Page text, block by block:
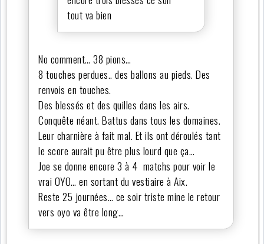
tout va bien
No comment… 38 pions…
8 touches perdues.. des ballons au pieds. Des
renvois en touches.
Des blessés et des quilles dans les airs.
Conquête néant. Battus dans tous les domaines.
Leur charnière à fait mal. Et ils ont déroulés tant
le score aurait pu être plus lourd que ça…
Joe se donne encore 3 à 4 matchs pour voir le
vrai OYO… en sortant du vestiaire à Aix.
Reste 25 journées… ce soir triste mine le retour
vers oyo va être long…